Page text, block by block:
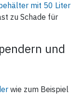
mit 50 Liter
zu Schade für
und
wie zum Beispiel